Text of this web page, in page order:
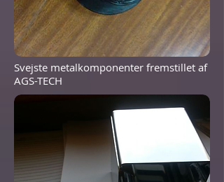
Svejste metalkomponenter fremstillet af
AGS-TECH